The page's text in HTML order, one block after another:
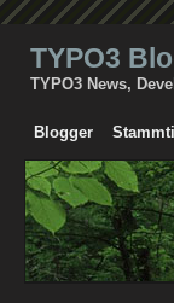
TYPO3
TYPO3 News,
Blogger